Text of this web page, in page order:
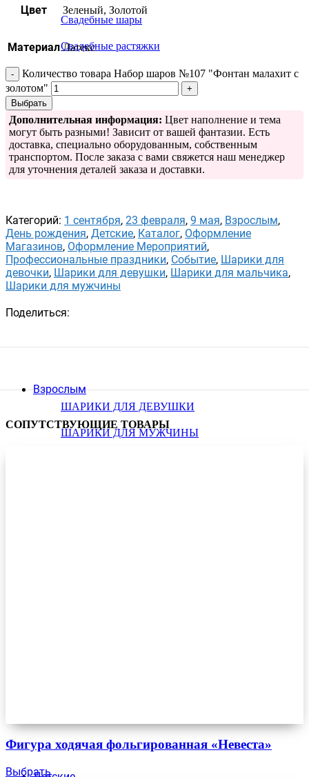
Свадебные шары
Свадебные растяжки
Взрослым
ШАРИКИ ДЛЯ ДЕВУШКИ
ШАРИКИ ДЛЯ МУЖЧИНЫ
Цвет
Зеленый, Золотой
Материал Латекс
Количество товара Набор шаров №107 "Фонтан малахит с
золотом"
Выбрать
Дополнительная информация: Цвет наполнение и тема
могут быть разными! Зависит от вашей фантазии. Есть
доставка, специально оборудованным, собственным
транспортом. После заказа с вами свяжется наш менеджер
для уточнения деталей заказа и доставки.
Категорий: 1 сентября, 23 февраля, 9 мая, Взрослым,
День рождения, Детские, Каталог, Оформление
Магазинов, Оформление Мероприятий,
Профессиональные праздники, Событие, Шарики для
девочки, Шарики для девушки, Шарики для мальчика,
Шарики для мужчины
Поделиться:
СОПУТСТВУЮЩИЕ ТОВАРЫ
Фигура ходячая фольгированная «Невеста»
Выбрать